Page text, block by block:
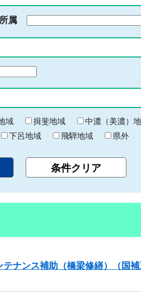
所属
域 揖斐地域 中濃（美濃）
下呂地域 飛騨地域 県外
ナンス補助（橋梁修繕）（国